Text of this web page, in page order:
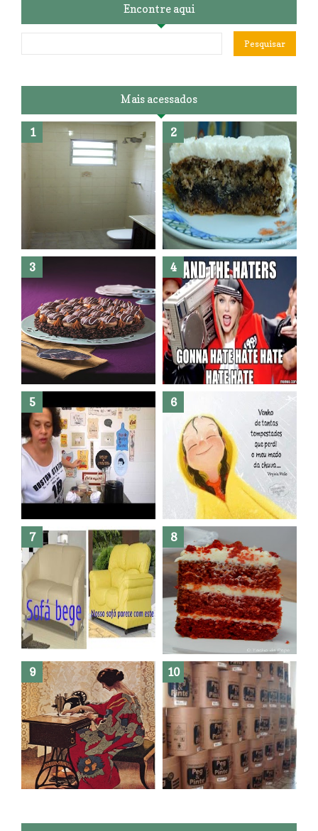
Encontre aqui
Mais acessados
Banheiro novo por menos de
R$300,00 ?? E sem quebra
quebra ??( Editado)
Posso congelar bolo ??
Dez bolos pra fazer antes de
morrer !
Haters, como surgiram?
O medo que habita em nós.
Reforma do sofá, agora é em
patchwork!
The Red Velvet !!! O Perfeito